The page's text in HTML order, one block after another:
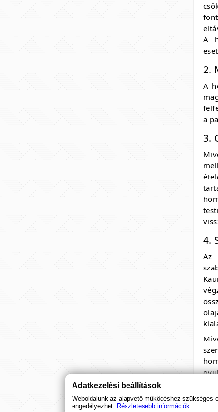
A
2.
A
a
3.
4.
Az
5.
Adatkezelési beállítások
Weboldalunk az alapvető működéshez
engedélyezhet. Részletesebb információk.